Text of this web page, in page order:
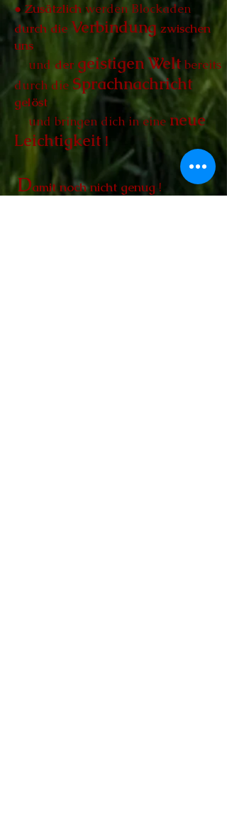
●Zusätzlich werden Blockaden
durch die Verbindung zwischen
uns
und der geistigen Welt bereits
durch die Sprachnachricht
gelöst
und bringen dich in eine neue
Leichtigkeit !
Damit noch nicht genug !